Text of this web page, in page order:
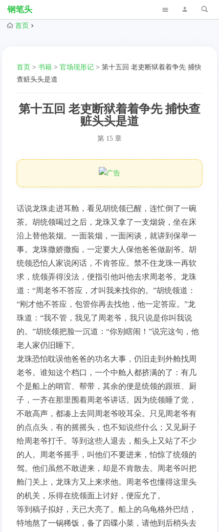
钢笔头
首页
首页 >书籍 >官场现形记 >第十五回 老吏断狱着着争先 捕快
查赃头头是道
第十五回 老吏断狱着着争先 捕快查
赃头头是道
第 15 章
话说龙珠走进耳舱，看见胡统领已醒，连忙倒了一碗
茶。胡统领喝过之后，龙珠又拿了一支烟袋，坐在床
沿上替他装烟。一面装烟，一面闲谈，就讲到保举一
事。龙珠撒娇撒痴，一定要大人保他爸爸做副爷。胡
统领恐怕人家说闲话，不肯答应。禁不住龙珠一再软
求，统领弄得没法，便指引他叫他去求周老爷。龙珠
道：“周老爷不答应，才叫我来找你的。”胡统领道：
“刚才他不答应，包管你再去找他，他一定答应。”龙
珠道：“我不管，我见了周老爷，我只说是你叫我说
的。”胡统领把脸一沉道：“你别瞎闹！”说完这句，他
老人家仍旧睡下。
龙珠恐怕耽误他爸爸的功名大事，仍旧走到外舱找周
老爷。谁知这个档口，一个中舱人都挤满的了：有几
个是船上的哨官、帮带，其余的便是统领的跟班、厨
子，一齐在那里围着周老爷讲话。因为统领睡了觉，
不敢高声，都凑上去同周老爷咬耳朵。只见周老爷有
的点点头，有的摇摇头，也不知说些什么；又见厨子
给周老爷打千。等到这些人退去，船头上又站了不少
的人。周老爷摇手，叫他们不要进来，怕惊了统领的
驾。他们虽然不敢进来，却是不肯散去。周老爷叫把
舱门关上，龙珠方又上来求他。周老爷也懂得这里头
的机关，乐得在统领面上讨好，便应允了。
等到稿子拟好，天已大亮了。船上的乌龟格外巴结，
特地熬了一锅稀饭，备了四碟小菜，请他到后梢头去